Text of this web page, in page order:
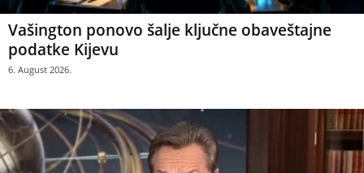
Vašington ponovo šalje ključne obaveštajne
podatke Kijevu
6. August 2026.